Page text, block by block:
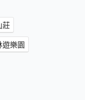
莊
樂園